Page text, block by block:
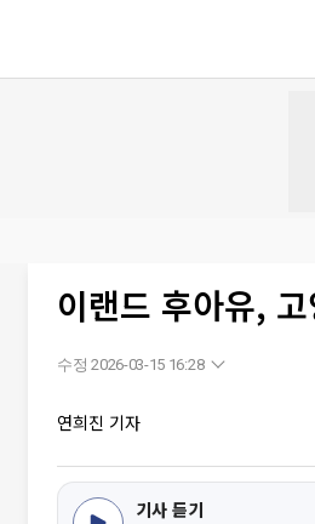
이랜드 후아유,
수정 2026-03-15 16:28
연희진 기자
기사 듣기